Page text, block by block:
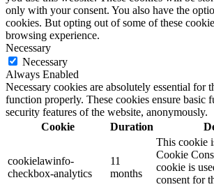
only with your consent. You also have the
cookies. But opting out of some of these
browsing experience.
Necessary
Necessary
Always Enabled
Necessary cookies are absolutely essential for
function properly. These cookies ensure basic
security features of the website, anonymously.
Cookie
Duration
cookielawinfo-
checkbox-analytics
11
months
This cookie
Cookie
cookie is
consent for